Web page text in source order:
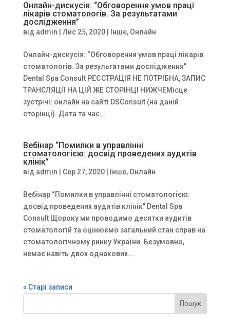
Онлайн-дискусія: “Обговорення умов праці
лікарів стоматологів. За результатами
дослідження”
від admin Лис 25, 2020| Інше, Онлайн
Онлайн-дискусія: “Обговорення умов праці лікарів
стоматологів. За результатами дослідження”
Dental Spa Consult РЕЄСТРАЦІЯ НЕ ПОТРІБНА, ЗАПИС
ТРАНСЛЯЦІЇ НА ЦІЙ ЖЕ СТОРІНЦІ НИЖЧЕМісце
зустрічі: онлайн на сайті DSConsult (на даній
сторінці). Дата та час...
Вебінар “Помилки в управлінні
стоматологією: досвід проведених аудитів
клінік”
від admin Сер 27, 2020| Інше, Онлайн
Вебінар “Помилки в управлінні стоматологією:
досвід проведених аудитів клінік” Dental Spa
Consult Щороку ми проводимо десятки аудитів
стоматологій та оцінюємо загальний стан справ на
стоматологічному ринку України. Безумовно,
немає навіть двох однакових...
« Старі записи
Пошук